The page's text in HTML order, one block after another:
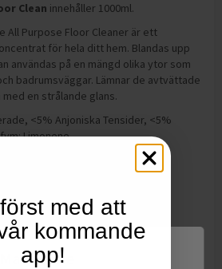
Clean innehåller 1000ml.
All Purpose Floor Cleaner är ett
för hela ditt hem. Blandas upp
användas på en mängd olika ytor som
badrumsväggar. Lämnar de avtvättade
en strålande glans.
<5% Anjoniska Tensider, <5%
Limonene
med att
kommande
app!